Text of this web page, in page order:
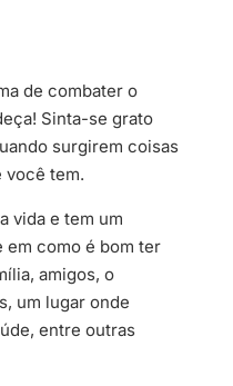
de combater o
Sinta-se grato
surgirem coisas
você tem.
vida e tem um
em como é bom ter
amigos, o
um lugar onde
entre outras